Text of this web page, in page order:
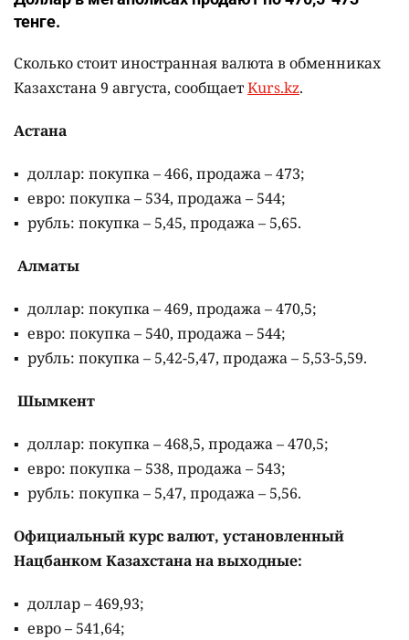
тенге.
Сколько стоит иностранная валюта в обменниках
Казахстана 9 августа, сообщаетKurs.kz.
Астана
доллар: покупка – 466, продажа – 473;
евро: покупка – 534, продажа – 544;
рубль: покупка – 5,45, продажа – 5,65.
Алматы
доллар: покупка – 469, продажа – 470,5;
евро: покупка – 540, продажа – 544;
рубль: покупка – 5,42-5,47, продажа – 5,53-5,59.
Шымкент
доллар: покупка – 468,5, продажа – 470,5;
евро: покупка – 538, продажа – 543;
рубль: покупка – 5,47, продажа – 5,56.
Официальный курс валют, установленный
Нацбанком Казахстана на выходные:
доллар – 469,93;
евро – 541,64;